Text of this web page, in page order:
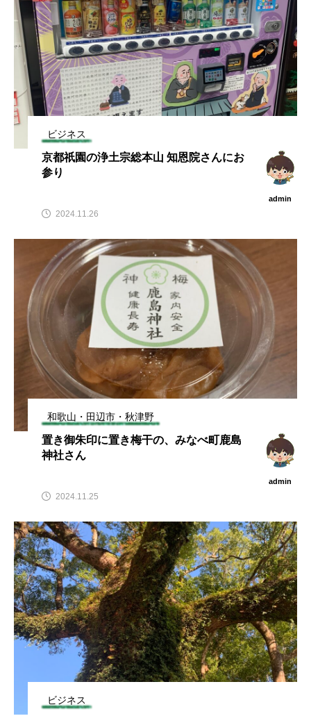
ビジネス
京都祇園の浄土宗総本山 知恩院さんにお
参り
admin
2024.11.26
和歌山・田辺市・秋津野
置き御朱印に置き梅干の、みなべ町鹿島
神社さん
admin
2024.11.25
ビジネス